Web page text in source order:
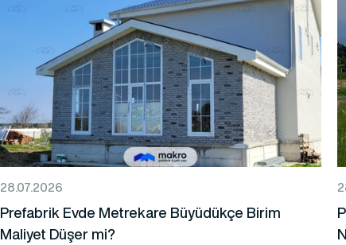
28.07.2026
Prefabrik Evde Metrekare Büyüdükçe Birim
Maliyet Düşer mi?